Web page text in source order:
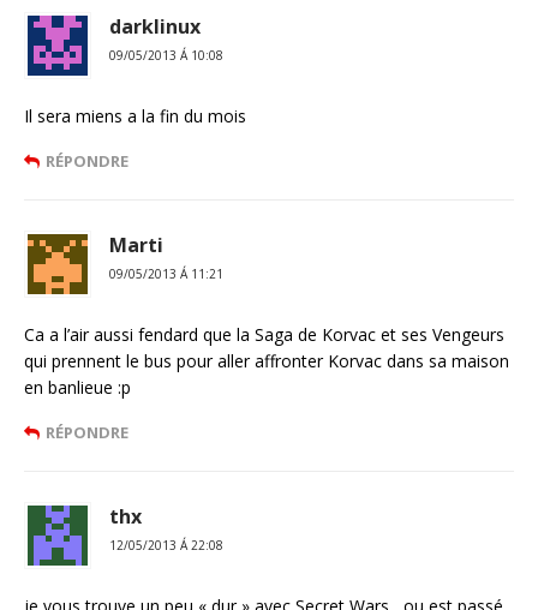
darklinux
09/05/2013 Á 10:08
Il sera miens a la fin du mois
RÉPONDRE
Marti
09/05/2013 Á 11:21
Ca a l’air aussi fendard que la Saga de Korvac et ses Vengeurs
qui prennent le bus pour aller affronter Korvac dans sa maison
en banlieue :p
RÉPONDRE
thx
12/05/2013 Á 22:08